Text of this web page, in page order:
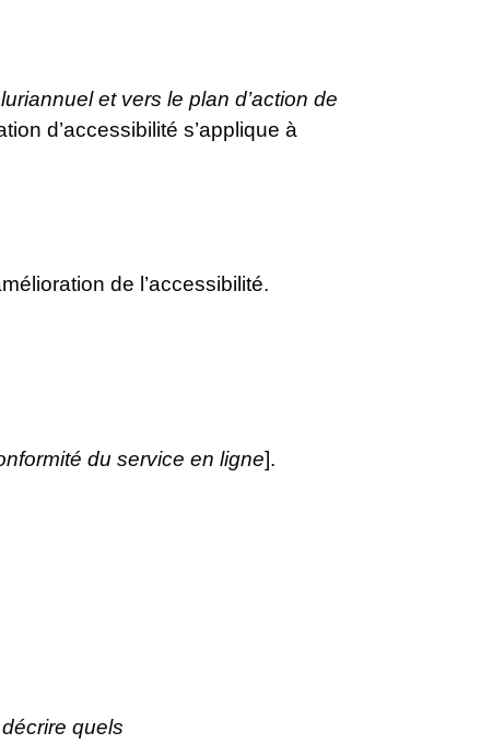
et vers le plan d’action de
d’accessibilité s’applique à
de l’accessibilité.
du service en ligne].
quels